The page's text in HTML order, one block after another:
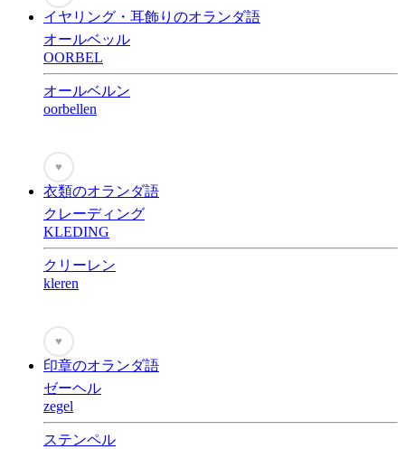
イヤリング・耳飾りのオランダ語
オールベッル
OORBEL
オールベルン
oorbellen
♥
衣類のオランダ語
クレーディング
KLEDING
クリーレン
kleren
♥
印章のオランダ語
ゼーヘル
zegel
ステンペル